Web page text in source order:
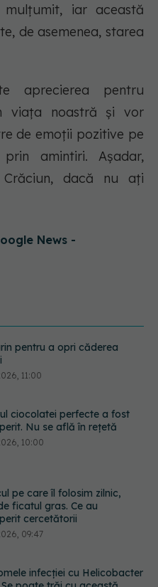
iar această
de asemenea, starea
aprecierea pentru
viața noastră și vor
de emoții pozitive pe
amintiri. Așadar,
dacă nu ați
News -
ciocolatei perfecte a fost
Nu se află în rețetă
pe care îl folosim zilnic,
infecției cu Helicobacter
poate trăi cu această